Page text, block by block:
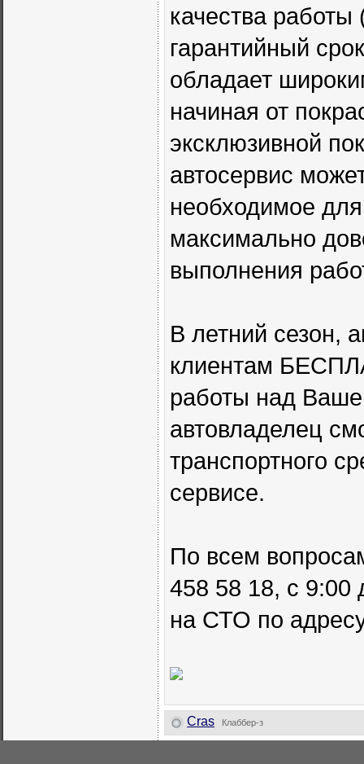
качества
гарантийный
обладает
начиная от
эксклюзивной
автосервис
необходимое
максимально
выполнения
В летний сезон,
клиентам
работы над
автовладелец
транспортного
сервисе.
По всем
458 58 18, с 9:00
на СТО по
Cras Клаббер-з